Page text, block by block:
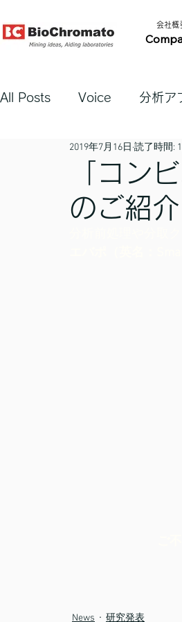
会社概
All Posts Voice 分析ア
「コン
のご紹介
2019年7月16日 読了時間:
News 研究発表